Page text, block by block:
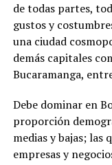
de todas partes,
gustos y
una ciudad
demás capitales
Bucaramanga,
Debe dominar en
proporción
medias y bajas; las
empresas y